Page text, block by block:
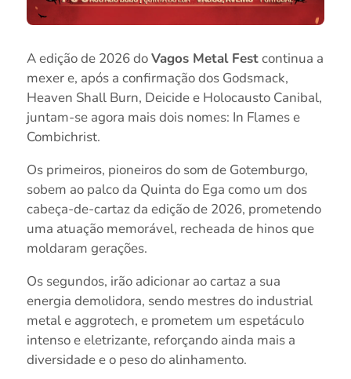
A edição de 2026 doVagos Metal Festcontinua a
mexer e, após a confirmação dos Godsmack,
Heaven Shall Burn, Deicide e Holocausto Canibal,
juntam-se agora mais dois nomes: In Flames e
Combichrist.
Os primeiros, pioneiros do som de Gotemburgo,
sobem ao palco da Quinta do Ega como um dos
cabeça-de-cartaz da edição de 2026, prometendo
uma atuação memorável, recheada de hinos que
moldaram gerações.
Os segundos, irão adicionar ao cartaz a sua
energia demolidora, sendo mestres do industrial
metal e aggrotech, e prometem um espetáculo
intenso e eletrizante, reforçando ainda mais a
diversidade e o peso do alinhamento.